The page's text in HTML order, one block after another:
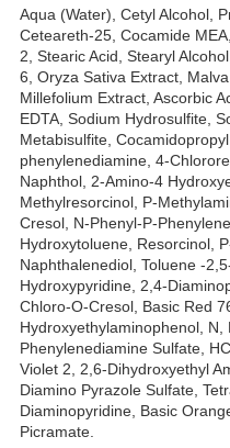
Aqua (Water), Cetyl Alcohol,
Ceteareth-25, Cocamide
2, Stearic Acid, Stearyl
6, Oryza Sativa Extract,
Millefolium Extract, Ascorbic
EDTA, Sodium Hydrosulfite,
Metabisulfite,
phenylenediamine, 4-
Naphthol, 2-Amino-4
Methylresorcinol, P-
Cresol, N-Phenyl-P-
Hydroxytoluene, Resorcinol,
Naphthalenediol, Toluene -
Hydroxypyridine, 2,4-
Chloro-O-Cresol, Basic Red
Hydroxyethylaminophenol,
Phenylenediamine Sulfate,
Violet 2, 2,6-Dihydroxyethyl
Diamino Pyrazole Sulfate,
Diaminopyridine, Basic
Picramate.